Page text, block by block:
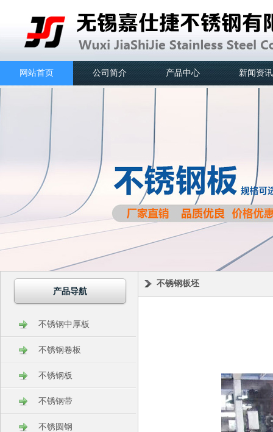
网站首页 公司简介 产品中心 新闻资讯
产品导航
不锈钢中厚板
不锈钢卷板
不锈钢板
不锈钢带
不锈圆钢
不锈钢板坯